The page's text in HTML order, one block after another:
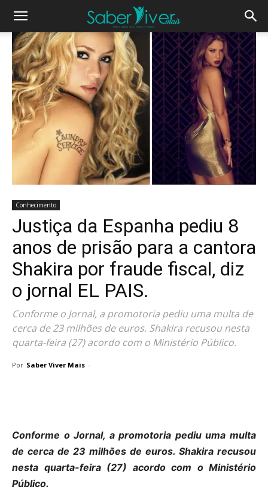
Conhecimento
Justiça da Espanha pediu 8
anos de prisão para a cantora
Shakira por fraude fiscal, diz
o jornal EL PAIS.
Conforme o Jornal, a promotoria pediu uma multa de
cerca de 23 milhões de euros. Shakira recusou nesta
quarta-feira (27) acordo com o Ministério Público.
Por Saber Viver Mais -
Conforme o Jornal, a promotoria pediu uma multa
de cerca de 23 milhões de euros. Shakira recusou
nesta quarta-feira (27) acordo com o Ministério
Público.